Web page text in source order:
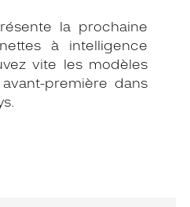
la prochaine
à intelligence
vite les modèles
première dans